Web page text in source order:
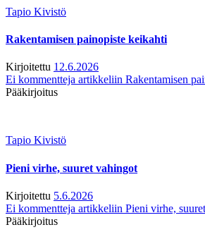
Tapio Kivistö
Rakentamisen painopiste keikahti
Kirjoitettu 12.6.2026
Ei kommentteja artikkeliin Rakentamisen
Pääkirjoitus
Tapio Kivistö
Pieni virhe, suuret vahingot
Kirjoitettu 5.6.2026
Ei kommentteja artikkeliin Pieni virhe,
Pääkirjoitus